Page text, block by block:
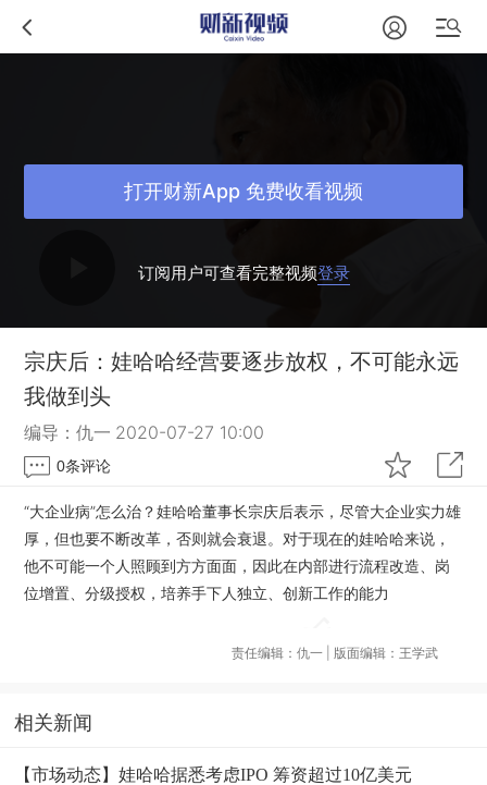
订阅用户可查看完整视频登录
打开财新App 免费收看视频
宗庆后：娃哈哈经营要逐步放权，不可能永远
我做到头
编导：仇一 2020-07-27 10:00
0条评论
“大企业病”怎么治？娃哈哈董事长宗庆后表示，尽管大企业实力雄
厚，但也要不断改革，否则就会衰退。对于现在的娃哈哈来说，
他不可能一个人照顾到方方面面，因此在内部进行流程改造、岗
位增置、分级授权，培养手下人独立、创新工作的能力
责任编辑：仇一 | 版面编辑：王学武
相关新闻
【市场动态】娃哈哈据悉考虑IPO 筹资超过10亿美元